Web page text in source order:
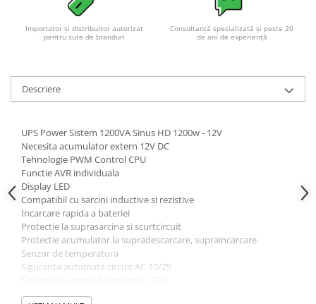
Importator și distribuitor autorizat
pentru sute de branduri
Consultanță specializată și peste 20
de ani de experiență
Descriere
UPS Power Sistem 1200VA Sinus HD 1200w - 12V
Necesita acumulator extern 12V DC
Tehnologie PWM Control CPU
Functie AVR individuala
Display LED
Compatibil cu sarcini inductive si rezistive
Incarcare rapida a bateriei
Protectie la suprasarcina si scurtcircuit
Protectie acumulator la supradescarcare, supraincarcare
Senzor de temperatura
Siguranta automata circuit AC 10/25
Zgomot ≤55 dBA (racire activa – ventilator)